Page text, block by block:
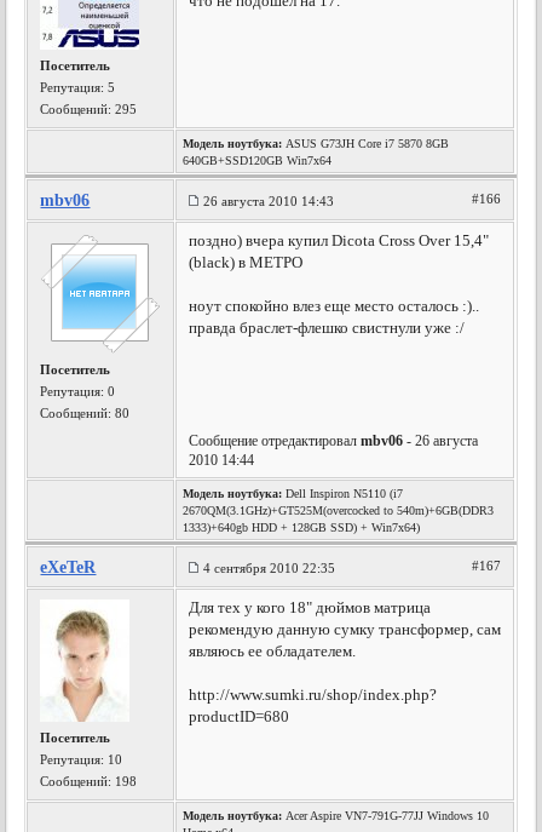
Посетитель
Репутация:5
Сообщений: 295
Модель ноутбука: ASUS G73JH Core i7 5870 8GB
640GB+SSD120GB Win7x64
mbv06 26 августа 2010 14:43 #166
Посетитель
Репутация:0
Сообщений: 80
поздно) вчера купил Dicota Cross Over 15,4"
(black) в МЕТРО
ноут спокойно влез еще место осталось :)..
правда браслет-флешко свистнули уже :/
Сообщение отредактировалmbv06 - 26 августа
2010 14:44
Модель ноутбука: Dell Inspiron N5110 (i7
2670QM(3.1GHz)+GT525M(overcocked to 540m)+6GB(DDR3
1333)+640gb HDD + 128GB SSD) + Win7x64)
eXeTeR 4 сентября 2010 22:35 #167
Посетитель
Репутация: 10
Сообщений: 198
Для тех у кого 18" дюймов матрица
рекомендую данную сумку трансформер, сам
являюсь ее обладателем.
http://www.sumki.ru/shop/index.php?
productID=680
Модель ноутбука: Acer Aspire VN7-791G-77JJ Windows 10